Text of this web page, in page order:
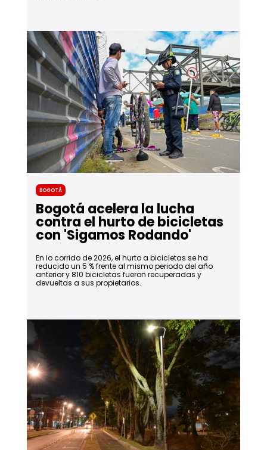
Bogotá
Bogotá acelera la lucha
contra el hurto de bicicletas
con 'Sigamos Rodando'
En lo corrido de 2026, el hurto a bicicletas se ha
reducido un 5 % frente al mismo periodo del año
anterior y 810 bicicletas fueron recuperadas y
devueltas a sus propietarios.